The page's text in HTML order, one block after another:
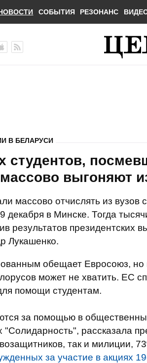
СОБЫТИЯ РЕЗОНАНС
В БЕЛАРУСИ
студентов,
выгоняют
массово отчислять из вузов
декабря в Минске. Тогда
результатов президентских
Лукашенко.
обещает Евросоюз, но
может не хватить. ЕС
помощи студентам.
за помощью в
"Солидарность", рассказала
так и милиции,
за участие в акциях